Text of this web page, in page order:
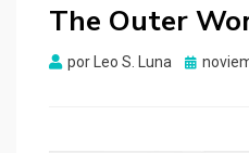
The Outer
por Leo S. Luna